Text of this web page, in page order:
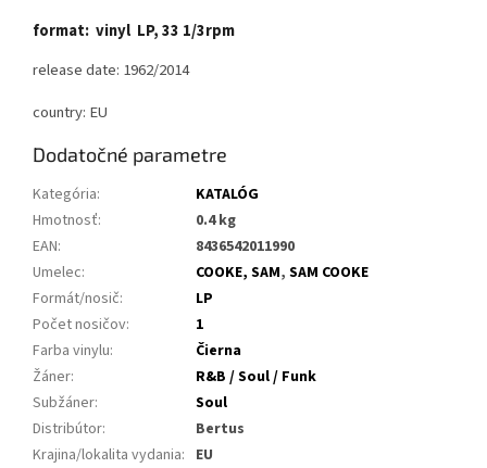
format: vinyl LP, 33 1/3rpm
release date: 1962/2014
country: EU
Dodatočné parametre
Kategória:
KATALÓG
Hmotnosť:
0.4 kg
EAN:
8436542011990
Umelec: COOKE, SAM, SAM COOKE
Formát/nosič:
LP
Počet nosičov:
1
Farba vinylu:
Čierna
Žáner:
R&B / Soul / Funk
Subžáner:
Soul
Distribútor:
Bertus
Krajina/lokalita vydania: EU